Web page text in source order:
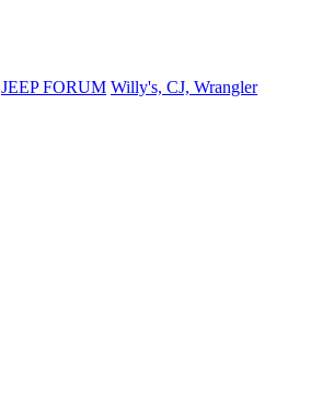
JEEP FORUM Willy's, CJ, Wrangler